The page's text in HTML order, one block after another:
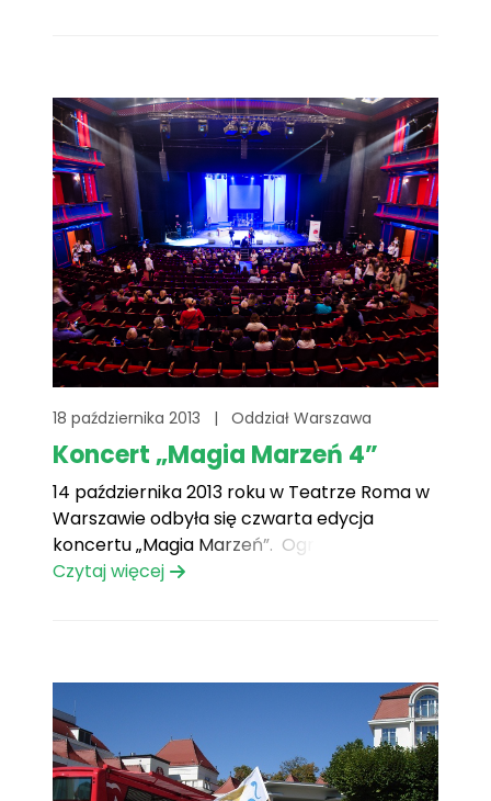
Marzenie. Zapraszamy!
18 października 2013 | Oddział Warszawa
Koncert „Magia Marzeń 4”
14 października 2013 roku w Teatrze Roma w
Warszawie odbyła się czwarta edycja
koncertu „Magia Marzeń”. Ogromna sala
teatru została „wypełniona po brzegi”
Czytaj więcej